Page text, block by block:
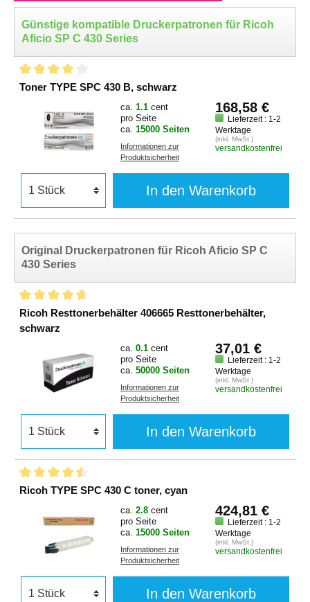
Günstige kompatible Druckerpatronen für Ricoh
Aficio SP C 430 Series
Toner TYPE SPC 430 B, schwarz
ca. 1.1 cent
pro Seite
ca. 15000 Seiten
Informationen zur
Produktsicherheit
168,58 €
Lieferzeit : 1-2
Werktage
(inkl. MwSt.)
versandkostenfrei
In den Warenkorb
Original Druckerpatronen für Ricoh Aficio SP C
430 Series
Ricoh Resttonerbehälter 406665 Resttonerbehälter,
schwarz
ca. 0.1 cent
pro Seite
ca. 50000 Seiten
Informationen zur
Produktsicherheit
37,01 €
Lieferzeit : 1-2
Werktage
(inkl. MwSt.)
versandkostenfrei
In den Warenkorb
Ricoh TYPE SPC 430 C toner, cyan
ca. 2.8 cent
pro Seite
ca. 15000 Seiten
Informationen zur
Produktsicherheit
424,81 €
Lieferzeit : 1-2
Werktage
(inkl. MwSt.)
versandkostenfrei
In den Warenkorb